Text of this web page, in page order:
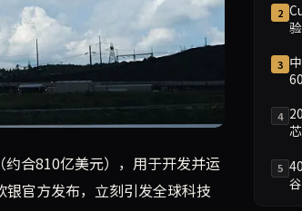
心容量。此举旨在响应欧洲日益增长的
合810亿美元），用于开发并运
官方发布，立刻引发全球科技
2
3
4
5